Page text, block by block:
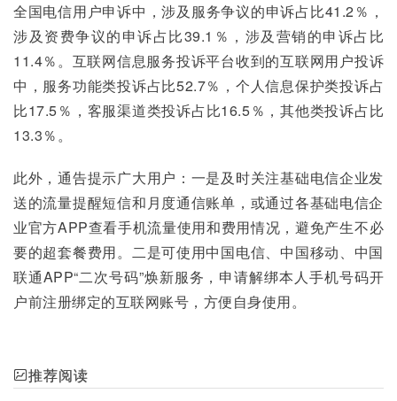
全国电信用户申诉中，涉及服务争议的申诉占比41.2％，
涉及资费争议的申诉占比39.1％，涉及营销的申诉占比
11.4％。互联网信息服务投诉平台收到的互联网用户投诉
中，服务功能类投诉占比52.7％，个人信息保护类投诉占
比17.5％，客服渠道类投诉占比16.5％，其他类投诉占比
13.3％。
此外，通告提示广大用户：一是及时关注基础电信企业发
送的流量提醒短信和月度通信账单，或通过各基础电信企
业官方APP查看手机流量使用和费用情况，避免产生不必
要的超套餐费用。二是可使用中国电信、中国移动、中国
联通APP“二次号码”焕新服务，申请解绑本人手机号码开
户前注册绑定的互联网账号，方便自身使用。
推荐阅读